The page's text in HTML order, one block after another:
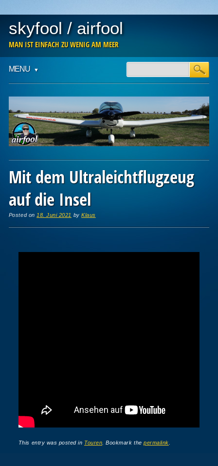
skyfool / airfool
MAN IST EINFACH ZU WENIG AM MEER
Main menu
content
MENU
Mit dem Ultraleichtflugzeug
auf die Insel
Posted on 18. Juni 2021 byKlaus
This entry was posted in Touren . Bookmark thepermalink